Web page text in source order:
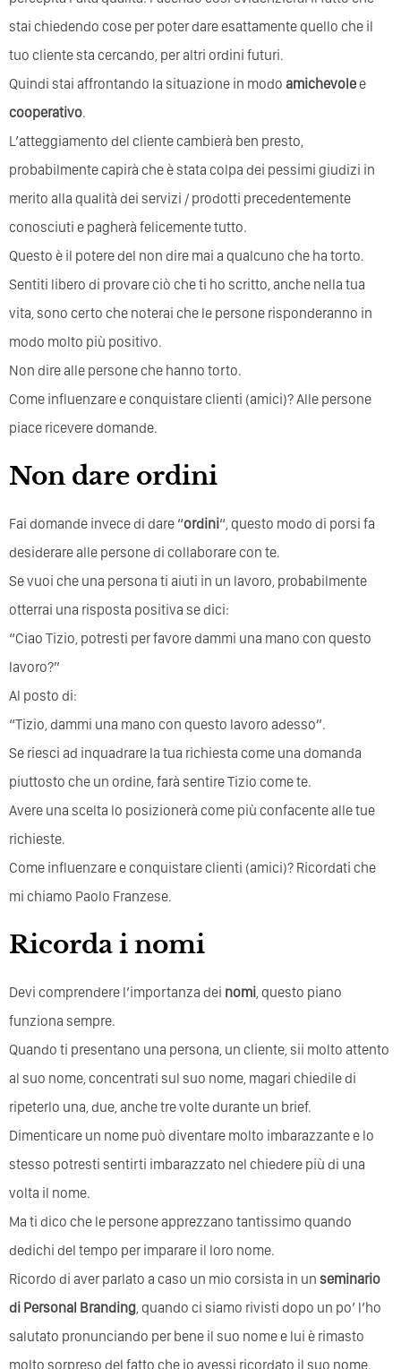
stai chiedendo cose per poter dare esattamente quello che il
tuo cliente sta cercando, per altri ordini futuri.
Quindi stai affrontando la situazione in modo amichevolee
cooperativo.
L’atteggiamento del cliente cambierà ben presto,
probabilmente capirà che è stata colpa dei pessimi giudizi in
merito alla qualità dei servizi / prodotti precedentemente
conosciuti e pagherà felicemente tutto.
Questo è il potere del non dire mai a qualcuno che ha torto.
Sentiti libero di provare ciò che ti ho scritto, anche nella tua
vita, sono certo che noterai che le persone risponderanno in
modo molto più positivo.
Non dire alle persone che hanno torto.
Come influenzare e conquistare clienti (amici)? Alle persone
piace ricevere domande.
Non dare ordini
Fai domande invece di dare “ordini“, questo modo di porsi fa
desiderare alle persone di collaborare con te.
Se vuoi che una persona ti aiuti in un lavoro, probabilmente
otterrai una risposta positiva se dici:
“Ciao Tizio, potresti per favore dammi una mano con questo
lavoro?”
Al posto di:
“Tizio, dammi una mano con questo lavoro adesso”.
Se riesci ad inquadrare la tua richiesta come una domanda
piuttosto che un ordine, farà sentire Tizio come te.
Avere una scelta lo posizionerà come più confacente alle tue
richieste.
Come influenzare e conquistare clienti (amici)? Ricordati che
mi chiamo Paolo Franzese.
Ricorda i nomi
Devi comprendere l’importanza dei nomi, questo piano
funziona sempre.
Quando ti presentano una persona, un cliente, sii molto attento
al suo nome, concentrati sul suo nome, magari chiedile di
ripeterlo una, due, anche tre volte durante un brief.
Dimenticare un nome può diventare molto imbarazzante e lo
stesso potresti sentirti imbarazzato nel chiedere più di una
volta il nome.
Ma ti dico che le persone apprezzano tantissimo quando
dedichi del tempo per imparare il loro nome.
Ricordo di aver parlato a caso un mio corsista in un seminario
di Personal Branding, quando ci siamo rivisti dopo un po’ l’ho
salutato pronunciando per bene il suo nome e lui è rimasto
molto sorpreso del fatto che io avessi ricordato il suo nome.